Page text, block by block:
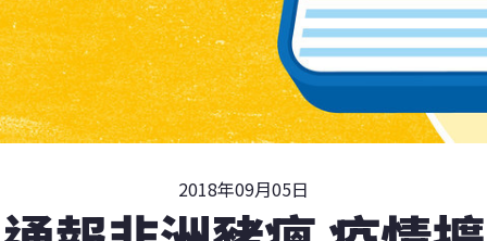
2018年09月05日